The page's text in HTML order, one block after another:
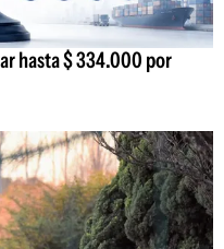
hasta $ 334.000 por